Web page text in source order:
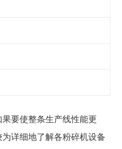
要使整条生产线性能更
详细地了解各粉碎机设备